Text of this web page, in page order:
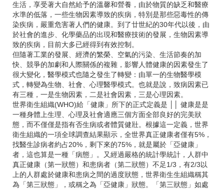
生活，享受著大自然給予的溫馨和營養，由於物質的缺乏和醫療
水準的低落，一些生物因素導致的疾病，特別是那些惡毒性的傳
染疾病，嚴重危害著人們的健康。到了廿世紀的30年代以後，由
於社會的進步、化學藥品的出現和醫療技術的發展，生物因素導
致的疾病，目前大多已經得到有效控制。
但隨著工業的發展、經濟的繁榮、空氣的污染、生活節奏的加
快、競爭的加劇和人際關係的複雜，影響人體健康的因素發生了
很大變化，醫學模式也隨之發生了轉變：由單一的生物醫學模
式，轉變為生物、社會、心理醫學模式。也就是說，致病因素已
有三種，一是生物因素，二是社會因素，三是心理因素。
世界衛生組織(WHO)給「健康」所下的正式定義是 ││ 健康是是
一種身體上生理、心理及社會適應三個方面全部良好的完美狀
態，而不僅僅是指有否生病或者體質健壯。根據這一定義，世界
衛生組織的一項全球調查結果顯示，全世界真正健康者僅有5%，
找醫生診病者約占20%，剩下來的75%，就是屬於「亞健康」
者，這也算是一種「病態」。又經過嚴格的統計學統計，人群中
真正健康（第一狀態）和患病者（第二狀態）不足1/3，有2/3以
上的人群處於健康和患病之間的過度狀態，世界衛生生組織稱其
為「第三狀態」，或稱之為「亞健康」狀態。「第三狀態」如處